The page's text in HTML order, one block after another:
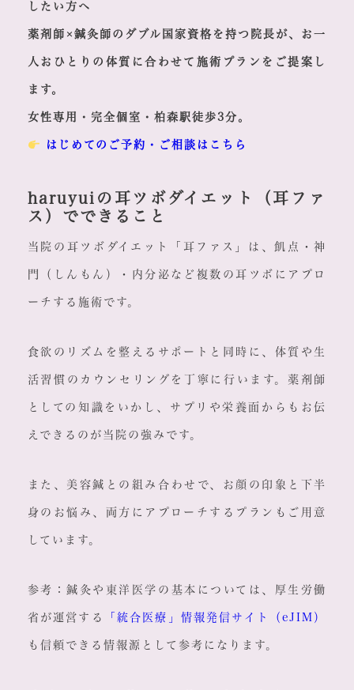
したい方へ
薬剤師×鍼灸師のダブル国家資格を持つ院長が、お一
人おひとりの体質に合わせて施術プランをご提案し
ます。
女性専用・完全個室・柏森駅徒歩3分。
はじめてのご予約・ご相談はこちら
haruyuiの耳ツボダイエット（耳ファ
ス）でできること
当院の耳ツボダイエット「耳ファス」は、飢点・神
門（しんもん）・内分泌など複数の耳ツボにアプロ
ーチする施術です。
食欲のリズムを整えるサポートと同時に、体質や生
活習慣のカウンセリングを丁寧に行います。薬剤師
としての知識をいかし、サプリや栄養面からもお伝
えできるのが当院の強みです。
また、美容鍼との組み合わせで、お顔の印象と下半
身のお悩み、両方にアプローチするプランもご用意
しています。
参考：鍼灸や東洋医学の基本については、厚生労働
省が運営する 「統合医療」情報発信サイト（eJIM）
も信頼できる情報源として参考になります。